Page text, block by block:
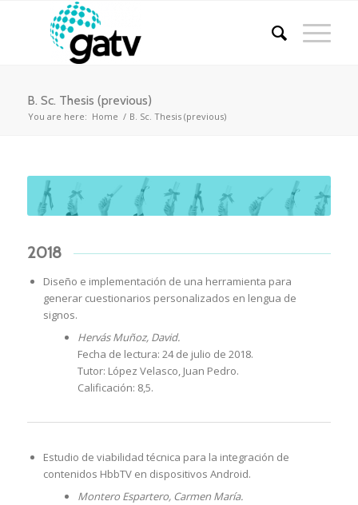
B. Sc. Thesis (previous)
You are here: Home / B. Sc. Thesis (previous)
2018
Diseño e implementación de una herramienta para
generar cuestionarios personalizados en lengua de
signos.
Hervás Muñoz, David.
Fecha de lectura: 24 de julio de 2018.
Tutor: López Velasco, Juan Pedro.
Calificación: 8,5.
Estudio de viabilidad técnica para la integración de
contenidos HbbTV en dispositivos Android.
Montero Espartero, Carmen María.